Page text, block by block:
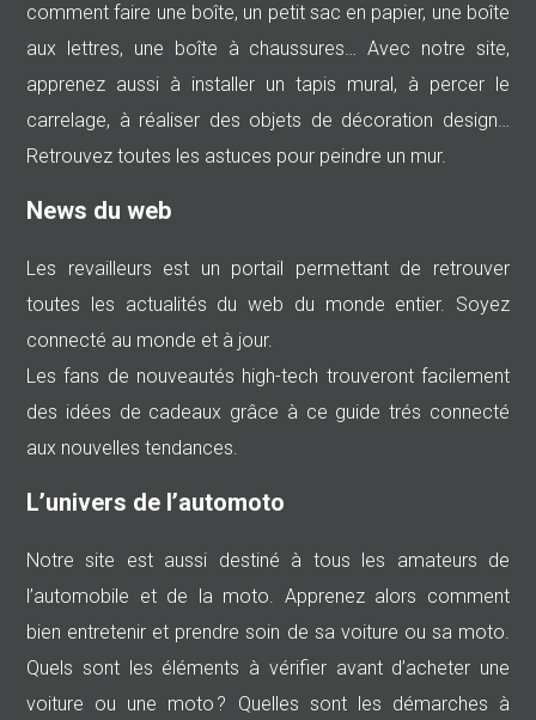
comment faire une boîte, un petit sac en papier, une boîte
aux lettres, une boîte à chaussures… Avec notre site,
apprenez aussi à installer un tapis mural, à percer le
carrelage, à réaliser des objets de décoration design…
Retrouvez toutes les astuces pour peindre un mur.
News du web
Les revailleurs est un portail permettant de retrouver
toutes les actualités du web du monde entier. Soyez
connecté au monde et à jour.
Les fans de nouveautés high-tech trouveront facilement
des idées de cadeaux grâce à ce guide trés connecté
aux nouvelles tendances.
L’univers de l’automoto
Notre site est aussi destiné à tous les amateurs de
l’automobile et de la moto. Apprenez alors comment
bien entretenir et prendre soin de sa voiture ou sa moto.
Quels sont les éléments à vérifier avant d’acheter une
voiture ou une moto ? Quelles sont les démarches à